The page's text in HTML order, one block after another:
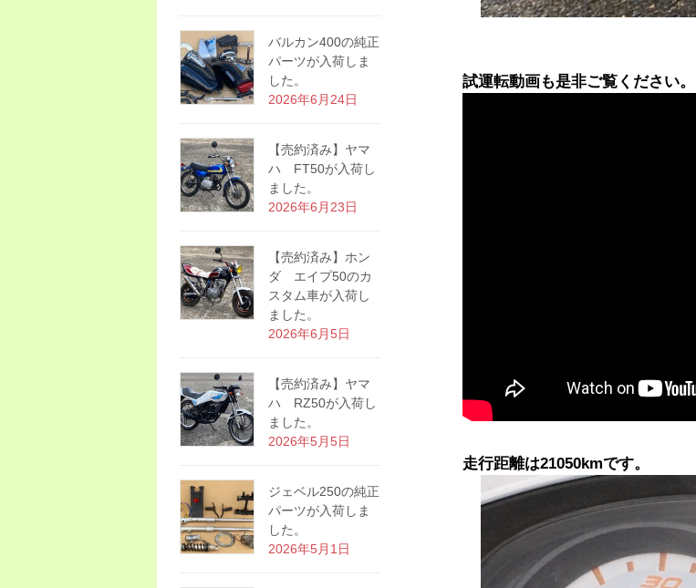
試運転動画も是非ご覧ください。
走行距離は21050kmです。
バルカン400の純正
パーツが入荷しま
した。
2026年6月24日
【売約済み】ヤマ
ハ FT50が入荷し
ました。
2026年6月23日
【売約済み】ホン
ダ エイプ50のカ
スタム車が入荷し
ました。
2026年6月5日
【売約済み】ヤマ
ハ RZ50が入荷し
ました。
2026年5月5日
ジェベル250の純正
パーツが入荷しま
した。
2026年5月1日